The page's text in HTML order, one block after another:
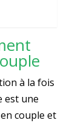
à la fois
est une
couple et